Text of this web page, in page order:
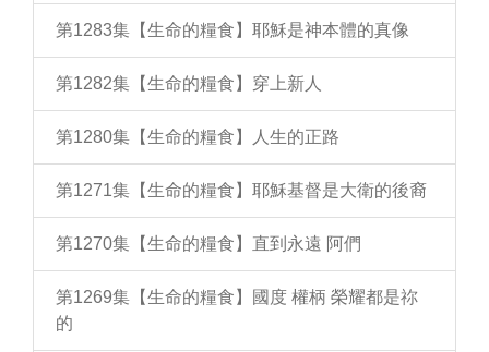
第1283集【生命的糧食】耶穌是神本體的真像
第1282集【生命的糧食】穿上新人
第1280集【生命的糧食】人生的正路
第1271集【生命的糧食】耶穌基督是大衛的後裔
第1270集【生命的糧食】直到永遠 阿們
第1269集【生命的糧食】國度 權柄 榮耀都是祢
的